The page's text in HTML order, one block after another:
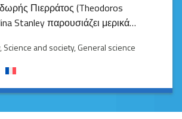
Πιερράτος (Theodoros
Stanley παρουσιάζει μερικά…
, Science and society, General science